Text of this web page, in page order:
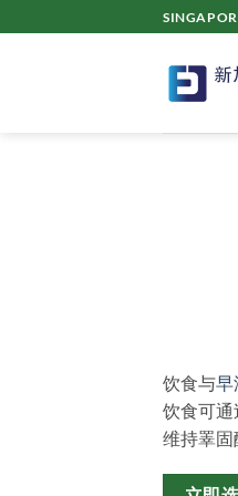
to
饮食与早
饮食可
维持睪固